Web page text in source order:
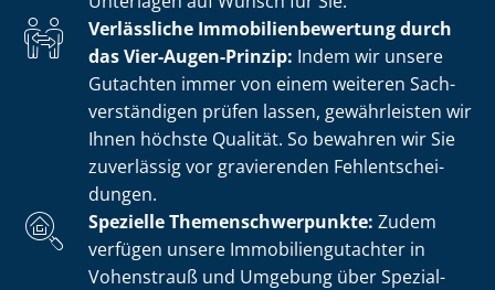
Verlässliche Im­mo­bi­li­en­be­wer­tung durch
das Vier-Augen-Prinzip: Indem wir unsere
Gutachten immer von einem weiteren Sach­
ver­stän­di­gen prüfen lassen, gewährleisten wir
Ihnen höchste Qualität. So bewahren wir Sie
zuverlässig vor gravierenden Fehl­ent­schei­
dun­gen.
Spezielle The­men­schwer­punk­te: Zudem
verfügen unsere Im­mo­bi­li­en­gut­ach­ter in
Vohenstrauß und Umgebung über Spe­zi­al­